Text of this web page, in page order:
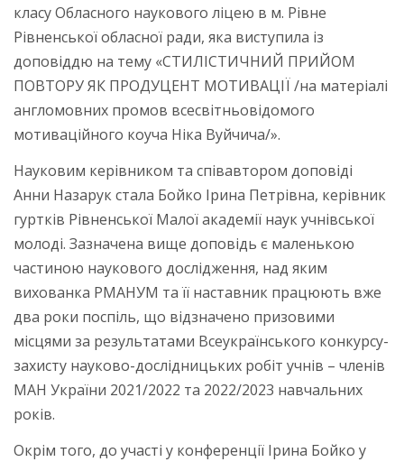
класу Обласного наукового ліцею в м. Рівне
Рівненської обласної ради, яка виступила із
доповіддю на тему «СТИЛІСТИЧНИЙ ПРИЙОМ
ПОВТОРУ ЯК ПРОДУЦЕНТ МОТИВАЦІЇ /на матеріалі
англомовних промов всесвітньовідомого
мотиваційного коуча Ніка Вуйчича/».
Науковим керівником та співавтором доповіді
Анни Назарук стала Бойко Ірина Петрівна, керівник
гуртків Рівненської Малої академії наук учнівської
молоді. Зазначена вище доповідь є маленькою
частиною наукового дослідження, над яким
вихованка РМАНУМ та її наставник працюють вже
два роки поспіль, що відзначено призовими
місцями за результатами Всеукраїнського конкурсу-
захисту науково-дослідницьких робіт учнів – членів
МАН України 2021/2022 та 2022/2023 навчальних
років.
Окрім того, до участі у конференції Ірина Бойко у